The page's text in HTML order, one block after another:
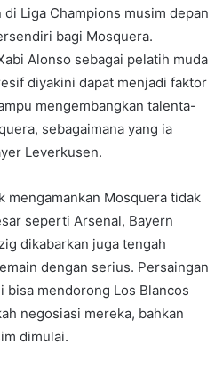
Liga Champions musim depan
bagi Mosquera.
Alonso sebagai pelatih muda
diyakini dapat menjadi faktor
mengembangkan talenta-
sebagaimana yang ia
Leverkusen.
mengamankan Mosquera tidak
seperti Arsenal, Bayern
dikabarkan juga tengah
dengan serius. Persaingan
bisa mendorong Los Blancos
negosiasi mereka, bahkan
dimulai.